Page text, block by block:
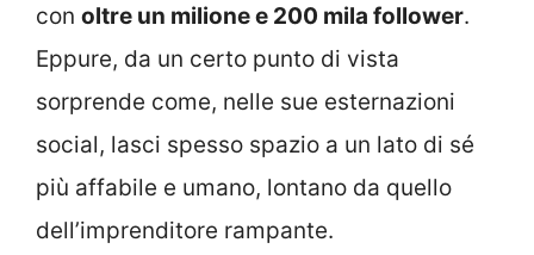
con oltre un milione e 200 mila follower.
Eppure, da un certo punto di vista
sorprende come, nelle sue esternazioni
social, lasci spesso spazio a un lato di sé
più affabile e umano, lontano da quello
dell’imprenditore rampante.